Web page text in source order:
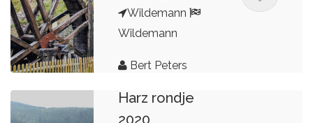
Wildemann
Wildemann
Bert Peters
Harz rondje
2020